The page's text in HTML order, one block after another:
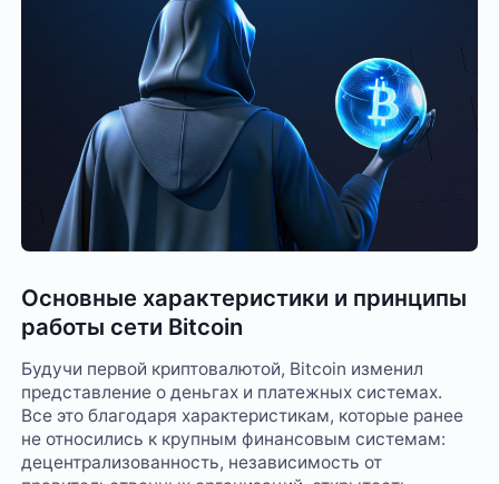
Основные характеристики и принципы
работы сети Bitcoin
Будучи первой криптовалютой, Bitcoin изменил
представление о деньгах и платежных системах.
Все это благодаря характеристикам, которые ранее
не относились к крупным финансовым системам:
децентрализованность, независимость от